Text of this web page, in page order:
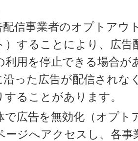
配信事業者のオプトアウ
）することにより、広
利用を停止できる場合が
沿った広告が配信されな
することがあります。
で広告を無効化（オプト
ージへアクセスし、各